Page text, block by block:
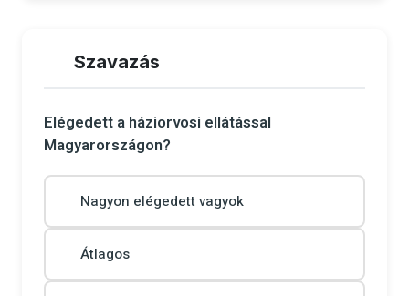
Szavazás
Elégedett a háziorvosi ellátással
Magyarországon?
Nagyon elégedett vagyok
Átlagos